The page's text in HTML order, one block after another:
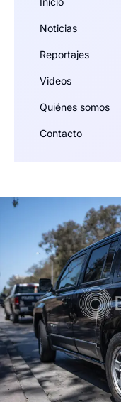
Noticias
Reportajes
Videos
Quiénes somos
Contacto